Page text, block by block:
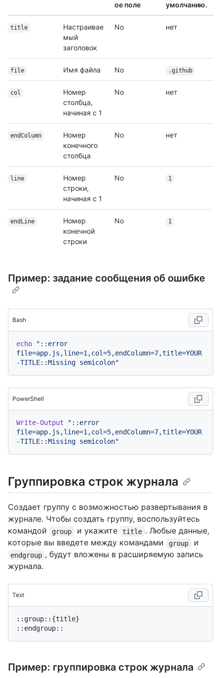
ое поле
умолчанию.
title
Настраивае
мый
заголовок
No нет
file Имя файла No .github
col
Номер
столбца,
начиная с 1
No нет
endColumn
Номер
конечного
столбца
No нет
line
Номер
строки,
начиная с 1
No 1
endLine
Номер
конечной
строки
No 1
Пример: задание сообщения об ошибке
Bash
echo
"::error
file=app.js,line=1,col=5,endColumn=7,title=YOUR
-TITLE::Missing semicolon"
PowerShell
Write-Output
"::error
file=app.js,line=1,col=5,endColumn=7,title=YOUR
-TITLE::Missing semicolon"
Группировка строк журнала
Создает группу с возможностью развертывания в
журнале. Чтобы создать группу, воспользуйтесь
командой
group и укажите title . Любые данные,
которые вы введете между командами
group и
endgroup , будут вложены в расширяемую запись
журнала.
Text
::group::{title}
Пример: группировка строк журнала